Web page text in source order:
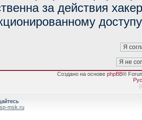
за действия
Создано на основе phpBB®
[
msk.ru